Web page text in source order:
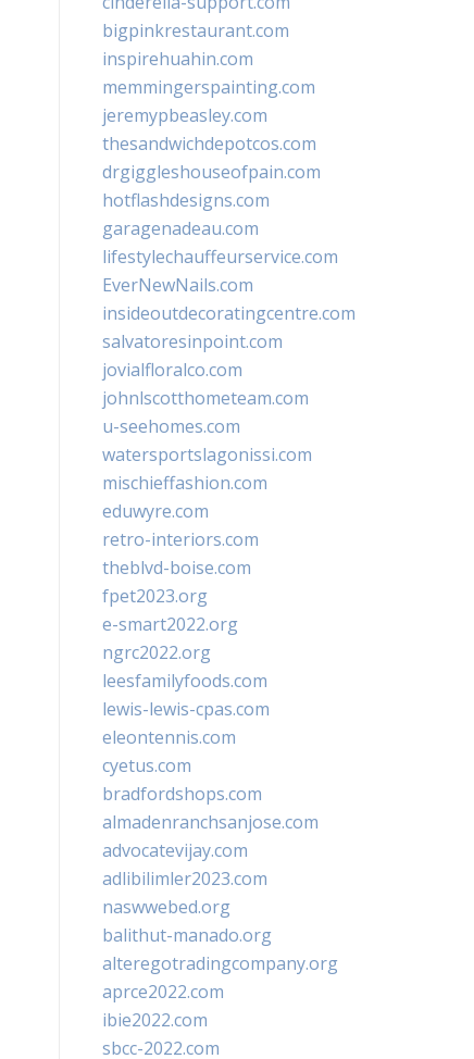
bigpinkrestaurant.com
inspirehuahin.com
memmingerspainting.com
jeremypbeasley.com
thesandwichdepotcos.com
drgiggleshouseofpain.com
hotflashdesigns.com
garagenadeau.com
lifestylechauffeurservice.com
EverNewNails.com
insideoutdecoratingcentre.com
salvatoresinpoint.com
jovialfloralco.com
johnlscotthometeam.com
u-seehomes.com
watersportslagonissi.com
mischieffashion.com
eduwyre.com
retro-interiors.com
theblvd-boise.com
fpet2023.org
e-smart2022.org
ngrc2022.org
leesfamilyfoods.com
lewis-lewis-cpas.com
eleontennis.com
cyetus.com
bradfordshops.com
almadenranchsanjose.com
advocatevijay.com
adlibilimler2023.com
naswwebed.org
balithut-manado.org
alteregotradingcompany.org
aprce2022.com
ibie2022.com
sbcc-2022.com